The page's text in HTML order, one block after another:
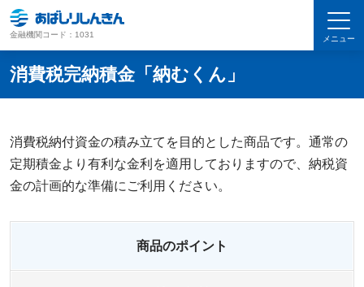
金融機関コード：1031 メニュー
消費税完納積金「納むくん」
消費税納付資金の積み立てを目的とした商品です。通常の
定期積金より有利な金利を適用しておりますので、納税資
金の計画的な準備にご利用ください。
商品のポイント